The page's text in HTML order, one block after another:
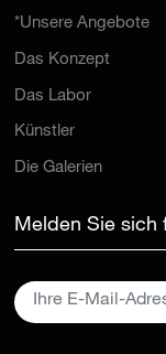
*Unsere Angebote
Das Konzept
Das Labor
Künstler
Die Galerien
Melden Sie sich